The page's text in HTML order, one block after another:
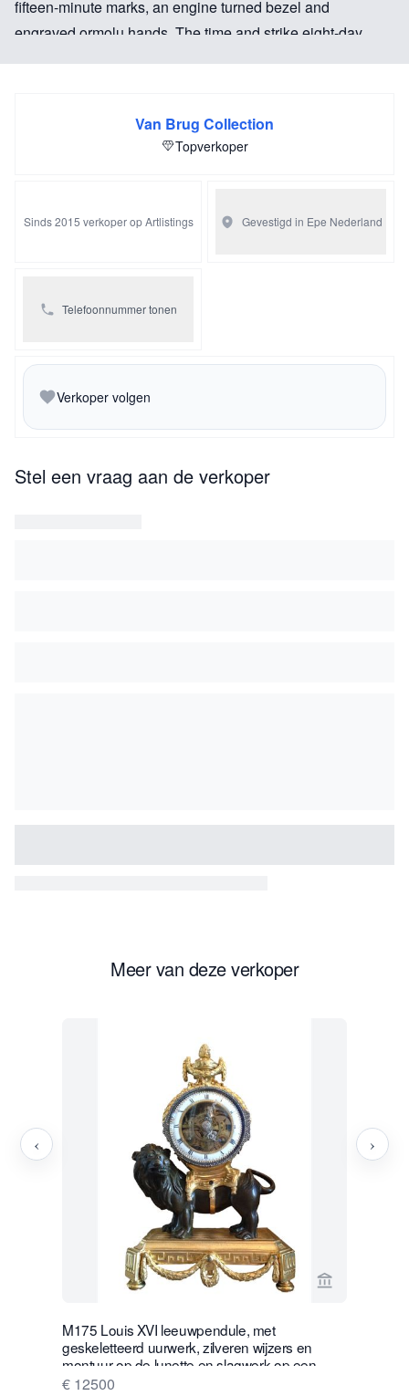
fifteen-minute marks, an engine turned bezel and
engraved ormolu hands. The time and strike eight-day
Literature: Elke Niehüser, “Die Französische Bronzeuhr”,
Van Brug Collection
Topverkoper
Sinds 2015 verkoper op Artlistings Gevestigd in Epe Nederland
Telefoonnummer tonen
Verkoper volgen
Stel een vraag aan de verkoper
Meer van deze verkoper
Bekijk
M175 Louis XVI leeuwpendule, met
geskeletteerd uurwerk, zilveren wijzers en
montuur op de lunette en slagwerk op een
zilveren bel.
€ 12500
‹ ›